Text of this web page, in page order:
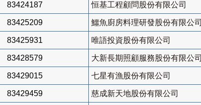
83424187 恒基工程顧問股份有限公司
83425209 鱷魚廚房料理研發股份有限公司
83425931 唯語投資股份有限公司
83428579 大新長期照顧服務股份有限公司
83429015 七星有漁股份有限公司
83429459 慈成新天地股份有限公司